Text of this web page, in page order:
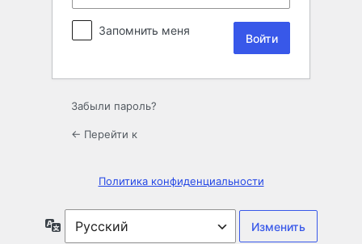
Запомнить меня
Забыли пароль?
← Перейти к
Политика конфиденциальности
Язык